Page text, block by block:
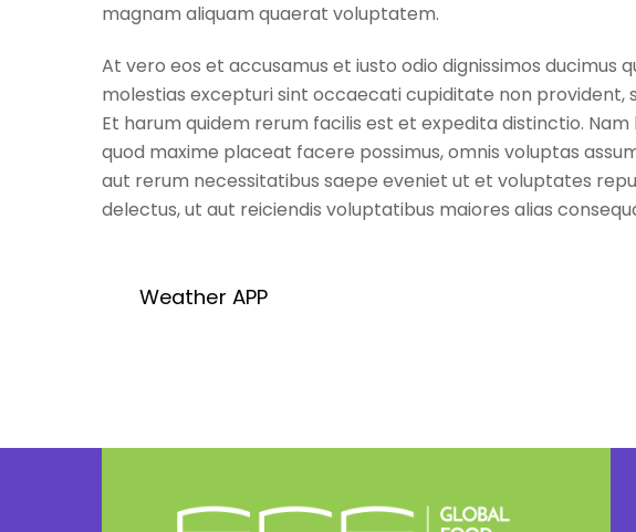
magnam aliquam quaerat voluptatem.
At vero eos et accusamus et iusto odio dignissimos
molestias excepturi sint occaecati cupiditate non provident,
Et harum quidem rerum facilis est et expedita distinctio.
quod maxime placeat facere possimus, omnis voluptas
aut rerum necessitatibus saepe eveniet ut et voluptates
delectus, ut aut reiciendis voluptatibus maiores alias
Weather APP